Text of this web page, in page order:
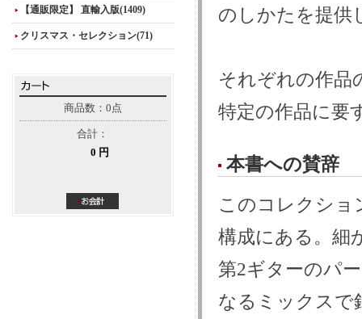
【通販限定】 直輸入版(1409)
クリスマス・セレクション(71)
商品数：0点
合計：
0 円
のしかたを提供
それぞれの作品
特定の作品に要
本書への賛辞
このコレクショ
構成にある。細
第2ギターのパ
なるミックスで